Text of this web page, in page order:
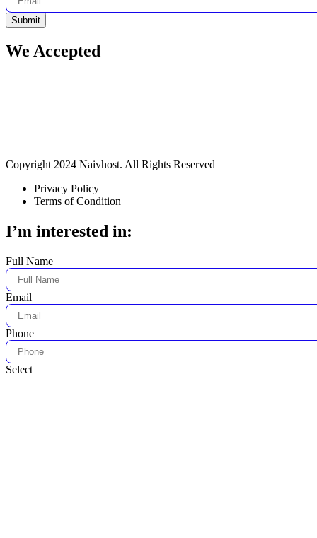
Submit
We Accepted
Copyright 2024 Naivhost. All Rights Reserved
Privacy Policy
Terms of Condition
I’m interested in:
Full Name
Email
Phone
Select